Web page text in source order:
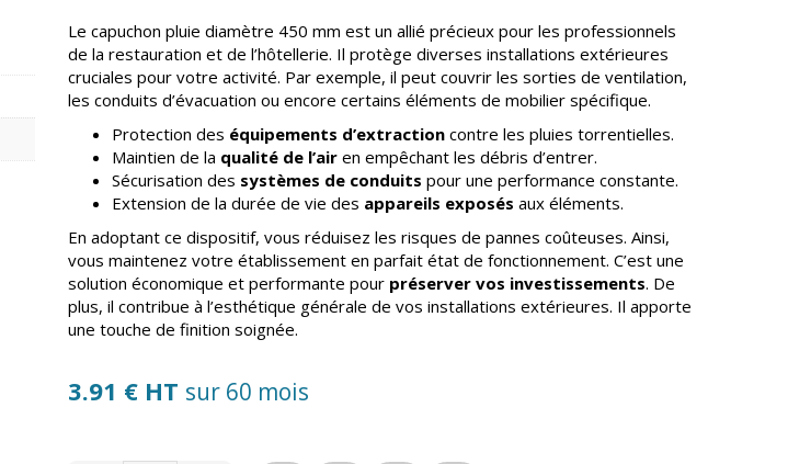
Le capuchon pluie diamètre 450 mm est un allié précieux pour les professionnels
de la restauration et de l’hôtellerie. Il protège diverses installations extérieures
cruciales pour votre activité. Par exemple, il peut couvrir les sorties de ventilation,
les conduits d’évacuation ou encore certains éléments de mobilier spécifique.
Protection des équipements d’extraction contre les pluies torrentielles.
Maintien de la qualité de l’air en empêchant les débris d’entrer.
Sécurisation des systèmes de conduits pour une performance constante.
Extension de la durée de vie des appareils exposés aux éléments.
En adoptant ce dispositif, vous réduisez les risques de pannes coûteuses. Ainsi,
vous maintenez votre établissement en parfait état de fonctionnement. C’est une
solution économique et performante pour préserver vos investissements. De
plus, il contribue à l’esthétique générale de vos installations extérieures. Il apporte
une touche de finition soignée.
3.91 € HT sur 60 mois